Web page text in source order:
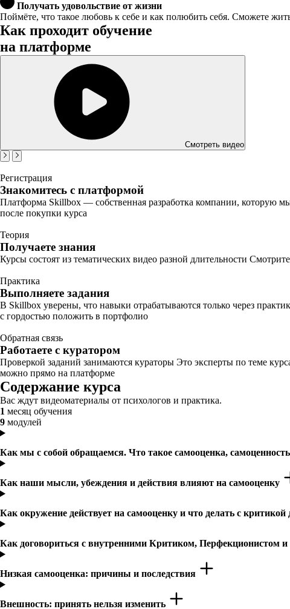
Получать удовольствие от жизни
Поймёте, что такое любовь к себе и как полюбить себя. Сможете
Как проходит обучение
на платформе
Смотреть видео
Регистрация
Знакомитесь с платформой
Платформа Skillbox — собственная разработка компании, которую
после покупки курса
Теория
Получаете знания
Курсы состоят из тематических видео разной длительности
Практика
Выполняете задания
В Skillbox уверены, что навыки отрабатываются только через
с гордостью положить в портфолио
Обратная связь
Работаете с куратором
Проверкой заданий занимаются кураторы Это эксперты по теме
можно прямо на платформе
Содержание курса
Вас ждут видеоматериалы от психологов и практика.
1 месяц обучения
9 модулей
Как мы с собой обращаемся. Что такое самооценка,
Как наши мысли, убеждения и действия влияют на самооценку
Как окружение действует на самооценку и что делать с критикой
Как договориться с внутренними Критиком, Перфекционистом
Низкая самооценка: причины и последствия
Внешность: принять нельзя изменить